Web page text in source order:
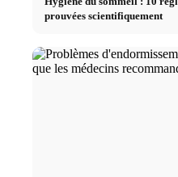
prouvées scientifiquement